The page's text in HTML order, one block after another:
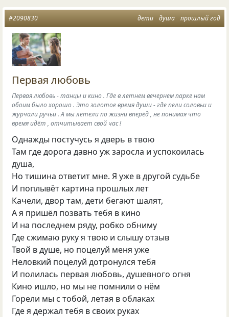
дети душа прошлый год
#2090830
Первая любовь
Первая любовь - танцы и кино . Где в летнем вечернем парке нам
обоим было хорошо . Это золотое время души - где пели соловьи и
журчали ручьи . А мы летели по жизни вперёд , не понимая что
время идёт , отчитывает свой час !
Однажды постучусь я дверь в твою
Там где дорога давно уж заросла и успокоилась
душа,
Но тишина ответит мне. Я уже в другой судьбе
И поплывёт картина прошлых лет
Качели, двор там, дети бегают шалят,
А я пришёл позвать тебя в кино
И на последнем ряду, робко обниму
Где сжимаю руку я твою и слышу отзыв
Твой в душе, но поцелуй меня уже
Неловкий поцелуй дотронулся тебя
И полилась первая любовь, душевного огня
Кино ишло, но мы не помнили о нём
Горели мы с тобой, летая в облаках
Где я держал тебя в своих руках